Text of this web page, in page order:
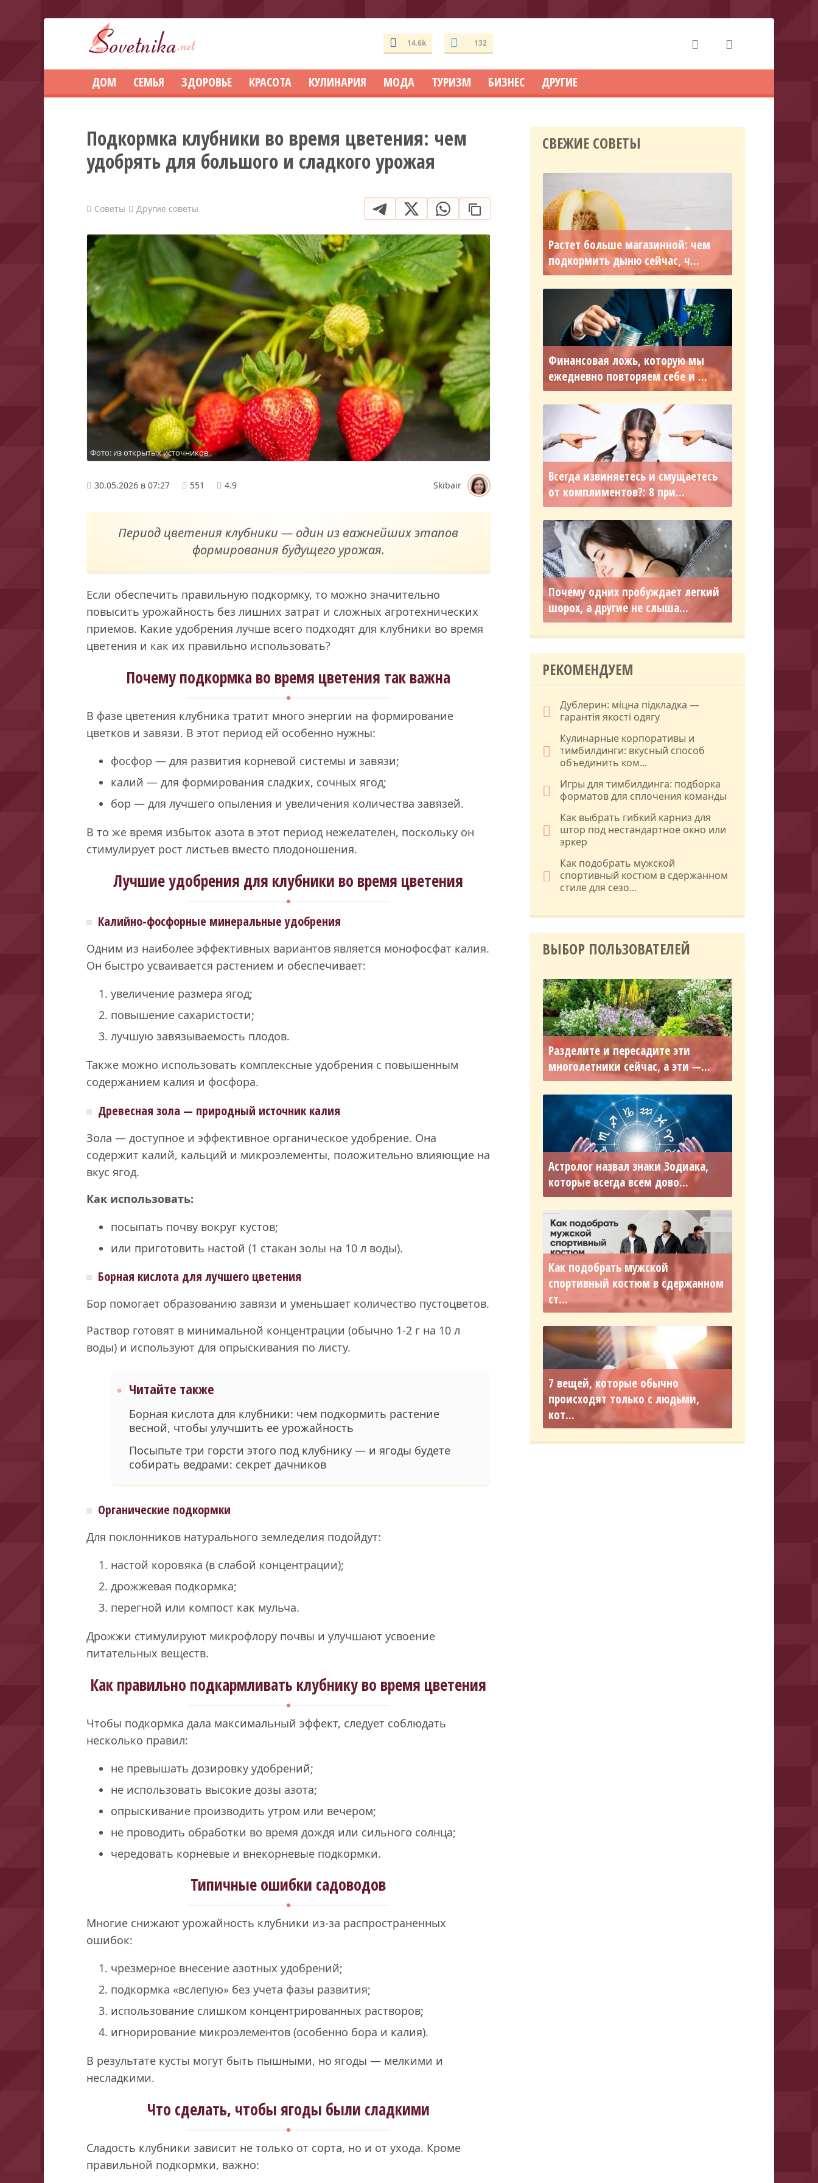
14.6k 132
ДОМ СЕМЬЯ ЗДОРОВЬЕ КРАСОТА КУЛИНАРИЯ МОДА ТУРИЗМ БИЗНЕС ДРУГИЕ
Подкормка клубники во время цветения: чем
удобрять для большого и сладкого урожая
Советы Другие советы
Фото: из открытых источников
30.05.2026 в 07:27 551 4.9 Skibair
Период цветения клубники — один из важнейших этапов
формирования будущего урожая.
Если обеспечить правильную подкормку, то можно значительно
повысить урожайность без лишних затрат и сложных агротехнических
приемов. Какие удобрения лучше всего подходят для клубники во время
цветения и как их правильно использовать?
Почему подкормка во время цветения так важна
В фазе цветения клубника тратит много энергии на формирование
цветков и завязи. В этот период ей особенно нужны:
фосфор — для развития корневой системы и завязи;
калий — для формирования сладких, сочных ягод;
бор — для лучшего опыления и увеличения количества завязей.
В то же время избыток азота в этот период нежелателен, поскольку он
стимулирует рост листьев вместо плодоношения.
Лучшие удобрения для клубники во время цветения
Калийно-фосфорные минеральные удобрения
Одним из наиболее эффективных вариантов является монофосфат калия.
Он быстро усваивается растением и обеспечивает:
увеличение размера ягод;
повышение сахаристости;
лучшую завязываемость плодов.
Также можно использовать комплексные удобрения с повышенным
содержанием калия и фосфора.
Древесная зола — природный источник калия
Зола — доступное и эффективное органическое удобрение. Она
содержит калий, кальций и микроэлементы, положительно влияющие на
вкус ягод.
Как использовать:
посыпать почву вокруг кустов;
или приготовить настой (1 стакан золы на 10 л воды).
Борная кислота для лучшего цветения
Бор помогает образованию завязи и уменьшает количество пустоцветов.
Раствор готовят в минимальной концентрации (обычно 1-2 г на 10 л
воды) и используют для опрыскивания по листу.
Читайте также
Борная кислота для клубники: чем подкормить растение
весной, чтобы улучшить ее урожайность
Посыпьте три горсти этого под клубнику — и ягоды будете
собирать ведрами: секрет дачников
Органические подкормки
Для поклонников натурального земледелия подойдут:
настой коровяка (в слабой концентрации);
дрожжевая подкормка;
перегной или компост как мульча.
Дрожжи стимулируют микрофлору почвы и улучшают усвоение
питательных веществ.
Как правильно подкармливать клубнику во время цветения
Чтобы подкормка дала максимальный эффект, следует соблюдать
несколько правил:
не превышать дозировку удобрений;
не использовать высокие дозы азота;
опрыскивание производить утром или вечером;
не проводить обработки во время дождя или сильного солнца;
чередовать корневые и внекорневые подкормки.
Типичные ошибки садоводов
Многие снижают урожайность клубники из-за распространенных
ошибок:
чрезмерное внесение азотных удобрений;
подкормка «вслепую» без учета фазы развития;
использование слишком концентрированных растворов;
игнорирование микроэлементов (особенно бора и калия).
В результате кусты могут быть пышными, но ягоды — мелкими и
несладкими.
Что сделать, чтобы ягоды были сладкими
Сладость клубники зависит не только от сорта, но и от ухода. Кроме
правильной подкормки, важно:
СВЕЖИЕ СОВЕТЫ
Растет больше магазинной: чем
подкормить дыню сейчас, ч...
Финансовая ложь, которую мы
ежедневно повторяем себе и ...
Всегда извиняетесь и смущаетесь
от комплиментов?: 8 при...
Почему одних пробуждает легкий
шорох, а другие не слыша...
РЕКОМЕНДУЕМ
Дублерин: міцна підкладка —
гарантія якості одягу
Кулинарные корпоративы и
тимбилдинги: вкусный способ
объединить ком...
Игры для тимбилдинга: подборка
форматов для сплочения команды
Как выбрать гибкий карниз для
штор под нестандартное окно или
эркер
Как подобрать мужской
спортивный костюм в сдержанном
стиле для сезо...
ВЫБОР ПОЛЬЗОВАТЕЛЕЙ
Разделите и пересадите эти
многолетники сейчас, а эти —...
Астролог назвал знаки Зодиака,
которые всегда всем дово...
Как подобрать мужской
спортивный костюм в сдержанном
ст...
7 вещей, которые обычно
происходят только с людьми,
кот...